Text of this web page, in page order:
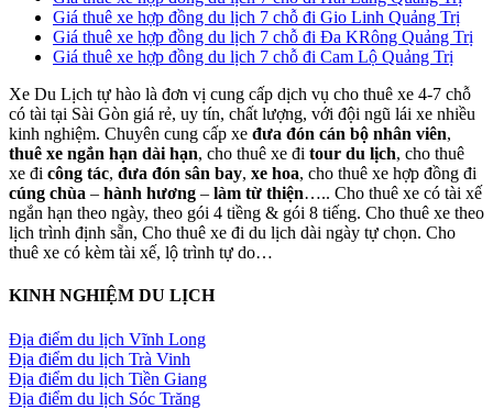
Giá thuê xe hợp đồng du lịch 7 chỗ đi Gio Linh Quảng Trị
Giá thuê xe hợp đồng du lịch 7 chỗ đi Đa KRông Quảng Trị
Giá thuê xe hợp đồng du lịch 7 chỗ đi Cam Lộ Quảng Trị
Xe Du Lịch tự hào là đơn vị cung cấp dịch vụ cho thuê xe 4-7 chỗ
có tài tại Sài Gòn giá rẻ, uy tín, chất lượng, với đội ngũ lái xe nhiều
kinh nghiệm. Chuyên cung cấp xe đưa đón cán bộ nhân viên,
thuê xe ngắn hạn dài hạn, cho thuê xe đi tour du lịch, cho thuê
xe đi công tác, đưa đón sân bay, xe hoa, cho thuê xe hợp đồng đi
cúng chùa – hành hương – làm từ thiện….. Cho thuê xe có tài xế
ngắn hạn theo ngày, theo gói 4 tiềng & gói 8 tiếng. Cho thuê xe theo
lịch trình định sẵn, Cho thuê xe đi du lịch dài ngày tự chọn. Cho
thuê xe có kèm tài xế, lộ trình tự do…
KINH NGHIỆM DU LỊCH
Địa điểm du lịch Vĩnh Long
Địa điểm du lịch Trà Vinh
Địa điểm du lịch Tiền Giang
Địa điểm du lịch Sóc Trăng